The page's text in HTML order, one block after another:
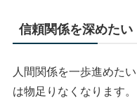
信頼関係を深めたい
人間関係を一歩進めた
は物足りなくなります。